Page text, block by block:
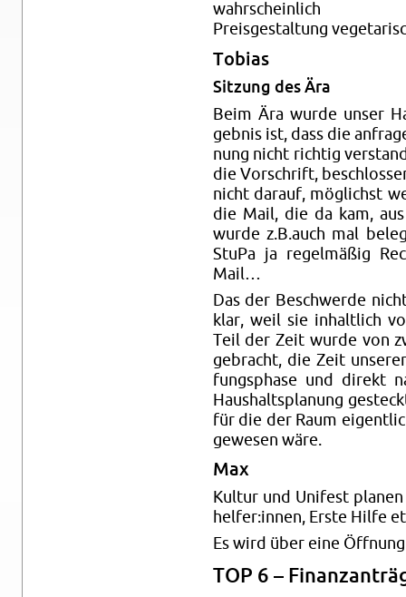
wahr­schein­lich
Preis­ge­stal­tung
To­bi­as
Sit­zung des Ära
Beim Ära wurde unser
geb­nis ist, dass die
nung nicht rich­tig
die Vor­schrift,
nicht dar­auf, mög­lichst
die Mail, die da kam,
wurde z.​B.​auch mal
StuPa ja re­gel­mä­ßig
Mail…
Das der Be­schwer­de
klar, weil sie in­halt­lich
Teil der Zeit wurde von
ge­bracht, die Zeit
fungs­pha­se und di­rekt
Haus­halts­pla­nung
für die der Raum
ge­we­sen wäre.
Max
Kul­tur und Uni­fest
hel­fer:innen, Erste Hilfe
Es wird über eine
TOP 6 –